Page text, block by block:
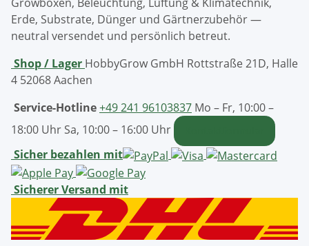
Erde, Substrate, Dünger und Gärtnerzubehör —
neutral versendet und persönlich betreut.
Shop / Lager HobbyGrow GmbH Rottstraße 21D, Halle
4 52068 Aachen
Service-Hotline+49 241 96103837 Mo – Fr, 10:00 –
18:00 Uhr Sa, 10:00 – 16:00 Uhr
Sicher bezahlen mit
Sicherer Versand mit